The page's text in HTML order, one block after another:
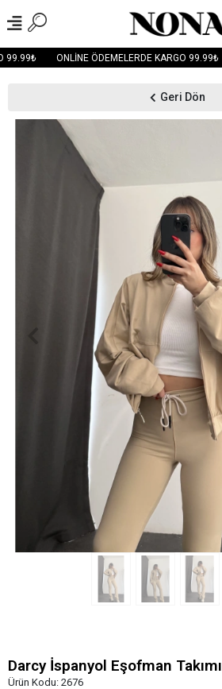
99.99₺ ONLİNE ÖDEMELERDE KARGO 99.99₺
Geri Dön
Darcy İspanyol Eşofman
Ürün Kodu: 2676